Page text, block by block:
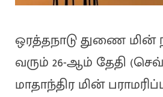
ஒரத்தநாடு துணை மின்
வரும் 26-ஆம் தேதி
மாதாந்திர மின்